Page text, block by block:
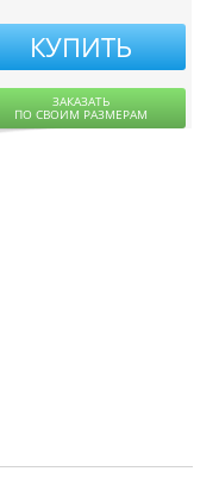
КУПИТЬ
ЗАКАЗАТЬ
ПО СВОИМ РАЗМЕРАМ